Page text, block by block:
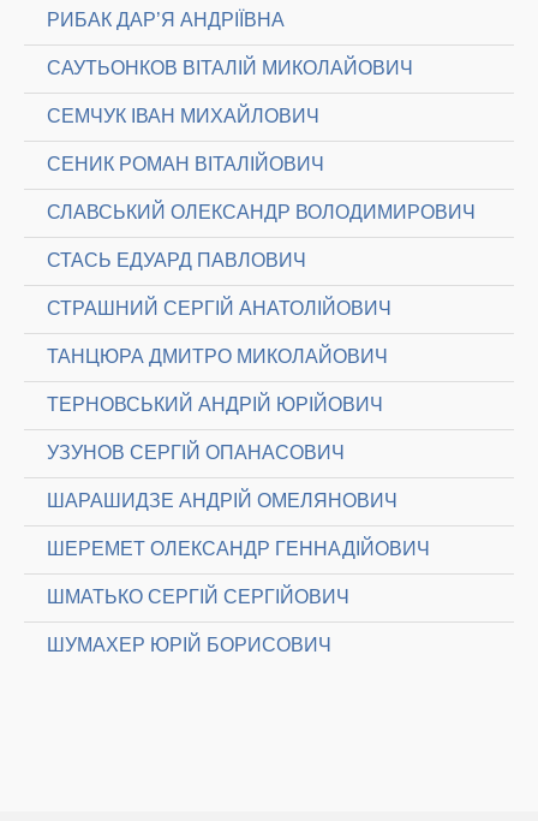
РИБАК ДАР’Я АНДРІЇВНА
САУТЬОНКОВ ВІТАЛІЙ МИКОЛАЙОВИЧ
СЕМЧУК ІВАН МИХАЙЛОВИЧ
СЕНИК РОМАН ВІТАЛІЙОВИЧ
СЛАВСЬКИЙ ОЛЕКСАНДР ВОЛОДИМИРОВИЧ
СТАСЬ ЕДУАРД ПАВЛОВИЧ
СТРАШНИЙ СЕРГІЙ АНАТОЛІЙОВИЧ
ТАНЦЮРА ДМИТРО МИКОЛАЙОВИЧ
ТЕРНОВСЬКИЙ АНДРІЙ ЮРІЙОВИЧ
УЗУНОВ СЕРГІЙ ОПАНАСОВИЧ
ШАРАШИДЗЕ АНДРІЙ ОМЕЛЯНОВИЧ
ШЕРЕМЕТ ОЛЕКСАНДР ГЕННАДІЙОВИЧ
ШМАТЬКО СЕРГІЙ СЕРГІЙОВИЧ
ШУМАХЕР ЮРІЙ БОРИСОВИЧ